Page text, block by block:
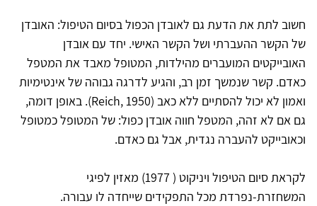
חשוב לתת את הדעת גם לאובדן הכפול בסיום הטיפול: האובדן
של הקשר ההעברתי ושל הקשר האישי. יחד עם אובדן
האובייקטים המועברים מהילדות, המטופל מאבד את המטפל
כאדם. קשר שנמשך זמן רב, והגיע לדרגה גבוהה של אינטימיות
ואמון לא יכול להסתיים ללא כאב (Reich, 1950). באופן דומה,
גם אם לא זהה, המטפל חווה אובדן כפול: של המטופל כמטופל
וכאובייקט להעברה נגדית, אבל גם כאדם.
לקראת סיום הטיפול ויניקוט ( 1977) מאזין לפיגי
המשחזרת-נפרדת מכל התפקידים שייחדה לו עבורה.